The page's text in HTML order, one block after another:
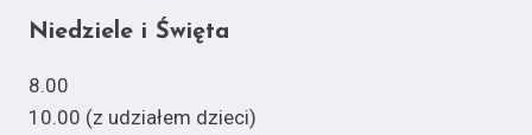
Niedziele i Święta
8.00
10.00 (z udziałem dzieci)